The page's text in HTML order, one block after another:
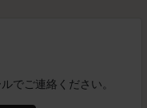
ョン
でご連絡ください。